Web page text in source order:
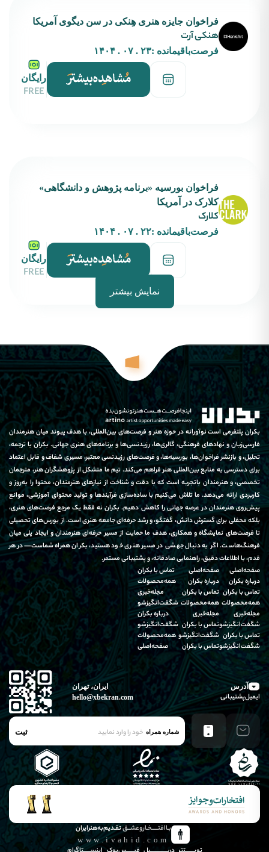
فراخوان جایزه هنری هِنکی در سن دیگوی آمریکا
هنکی آرت
فرصت‌باقیمانده :۲۳ . ۰۷ . ۱۴۰۴
رایگان
FREE
فراخوان بورسیه‌ «برنامه پژوهش و دانشگاهی»
کلارک در آمریکا
کلارک
فرصت‌باقیمانده :۲۲ . ۰۷ . ۱۴۰۴
رایگان
FREE
نمایش بیشتر
بکران پلتفرمی است نوآورانه در حوزه هنر و فرصت‌های بین‌المللی، با هدف پیوند میان هنرمندان
فارسی‌زبان و نهادهای فرهنگی، گالری‌ها، رزیدنسی‌ها و برنامه‌های هنری جهانی. بکران با ترجمه،
تحلیل، و بازنشر فراخوان‌ها، بورسیه‌ها، و فرصت‌های رزیدنسی معتبر، مسیری شفاف و قابل اعتماد
برای دسترسی به منابع بین‌المللی هنر فراهم می‌کند. تیم ما متشکل از پژوهشگران هنر، مترجمان
تخصصی، و هنرمندان باتجربه است که با دقت و شناخت از نیازهای هنرمندان، محتوا را به‌روز و
کاربردی ارائه می‌دهد. ما تلاش می‌کنیم با ساده‌سازی فرآیندها و تولید محتوای آموزشی، موانع
پیش‌روی هنرمندان در عرصه جهانی را کاهش دهیم. بکران نه فقط یک مرجع فرصت‌های هنری،
بلکه محفلی برای گسترش دانش، گفتگو، و رشد حرفه‌ای جامعه هنری است. از بورس‌های تحصیلی
تا فرصت‌های نمایشگاه و همکاری، هدف ما حمایت از مسیر حرفه‌ای هنرمندان و ایجاد پلی میان
فرهنگ‌هاست. اگر به دنبال جهشی در مسیر هنری خود هستید، بکران همراه شماست—در هر
قدم، با اطلاعات دقیق، راهنمایی صادقانه، و پشتیبانی مستمر.
صفحه‌اصلی
درباره‌ بکران
تماس‌ با‌ بکران
همه‌محصولات
مجله‌خبری
شگفت‌انگیز‌شو
تماس‌ با‌ بکران
شگفت‌انگیز‌شو
صفحه‌اصلی
درباره‌ بکران
تماس‌ با‌ بکران
همه‌محصولات
مجله‌خبری
تماس‌ با‌ بکران
شگفت‌انگیز‌شو
تماس‌ با‌ بکران
تماس‌ با‌ بکران
همه‌محصولات
مجله‌خبری
شگفت‌انگیز‌شو
درباره‌ بکران
شگفت‌انگیز‌شو
همه‌محصولات
صفحه‌اصلی
آدرس ایران، تهران
ایمیل‌پشتیبانی hello@xbekran.com
شماره همراه ثبت
بـاافتـــــخـاروعشــقتقـدیم‌به‌هنرایران
www.ivahid.com